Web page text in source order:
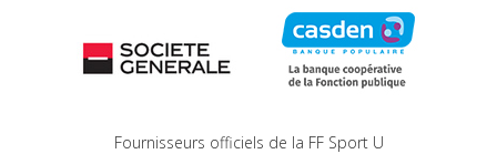
Fournisseurs officiels de la FF Sport U